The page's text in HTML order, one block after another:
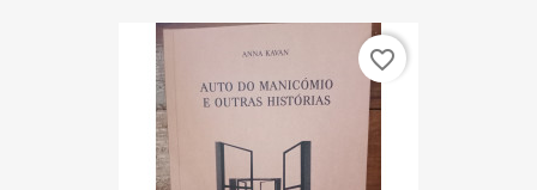
favorite_border